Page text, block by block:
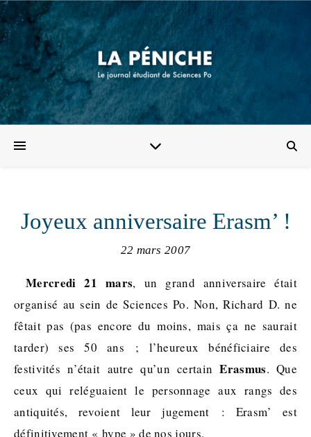
Joyeux anniversaire Erasm’ !
22 mars 2007
Mercredi 21 mars, un grand anniversaire était
organisé au sein de Sciences Po. Non, Richard D. ne
fêtait pas (pas encore du moins, mais ça ne saurait
tarder) ses 50 ans ; l’heureux bénéficiaire des
festivités n’était autre qu’un certainErasmus. Que
ceux qui reléguaient le personnage aux rangs des
antiquités, revoient leur jugement : Erasm’ est
définitivement « hype » de nos jours.